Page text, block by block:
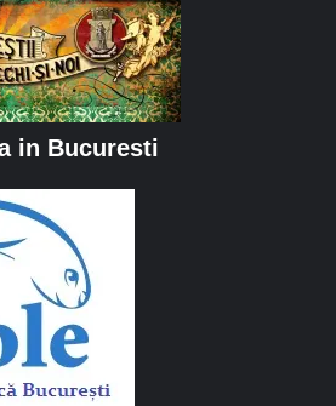
in Bucuresti